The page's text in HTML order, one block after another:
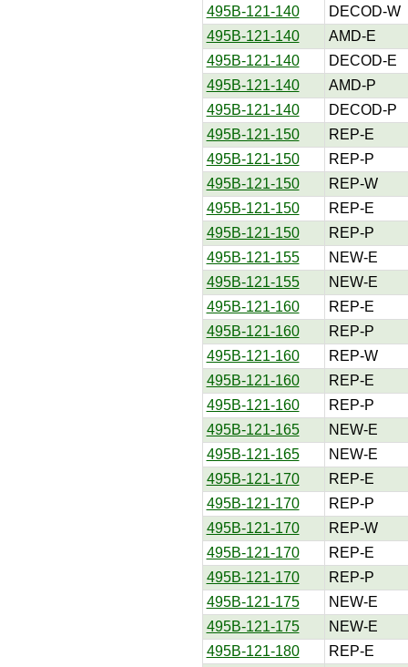
495B-121-140
DECOD-W
495B-121-140
AMD-E
495B-121-140
DECOD-E
495B-121-140
AMD-P
495B-121-140
DECOD-P
495B-121-150
REP-E
495B-121-150
REP-P
495B-121-150
REP-W
495B-121-150
REP-E
495B-121-150
REP-P
495B-121-155
NEW-E
495B-121-155
NEW-E
495B-121-160
REP-E
495B-121-160
REP-P
495B-121-160
REP-W
495B-121-160
REP-E
495B-121-160
REP-P
495B-121-165
NEW-E
495B-121-165
NEW-E
495B-121-170
REP-E
495B-121-170
REP-P
495B-121-170
REP-W
495B-121-170
REP-E
495B-121-170
REP-P
495B-121-175
NEW-E
495B-121-175
NEW-E
495B-121-180
REP-E